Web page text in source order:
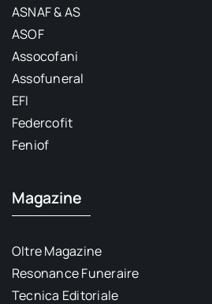
ASNAF & AS
ASOF
Assocofani
Assofuneral
EFI
Federcofit
Feniof
Magazine
Oltre Magazine
Resonance Funeraire
Tecnica Editoriale